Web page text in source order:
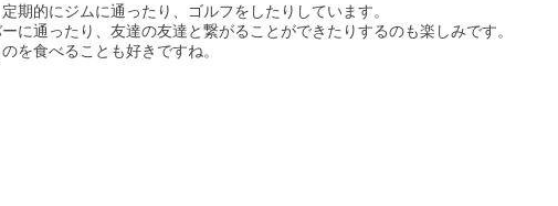
期的にジムに通ったり、ゴルフをしたりしています。
に通ったり、友達の友達と繋がることができたりするのも楽しみです。
を食べることも好きですね。